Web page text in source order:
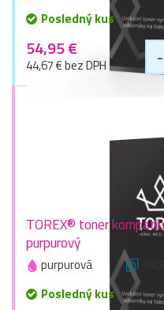
Posledný kus
54,95 €
44,67 € bez DPH -
TOREX® toner
purpurový
purpurová
Posledný kus